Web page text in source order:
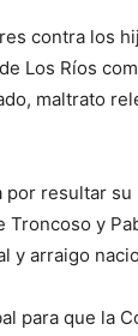
contra los
Los Ríos
maltrato
por resultar su
Troncoso y
y arraigo
para que la